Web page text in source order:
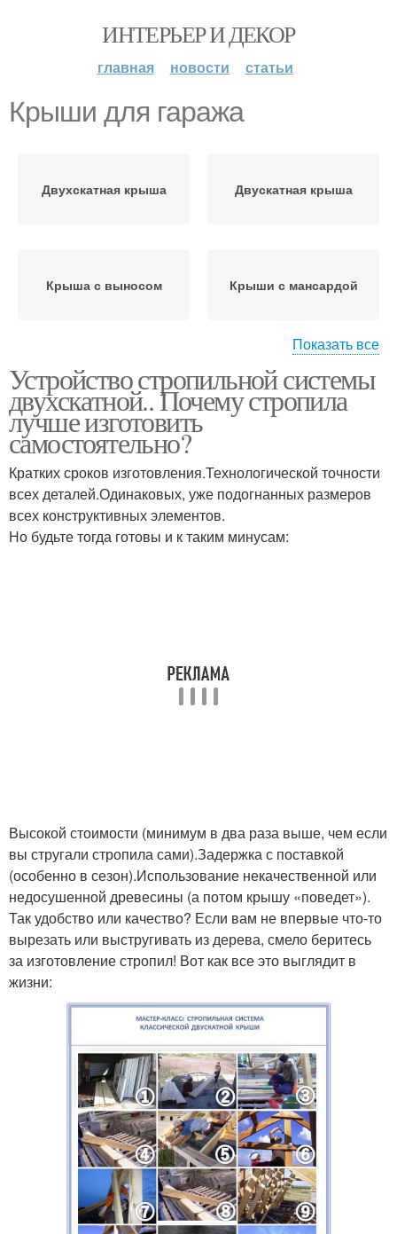
ИНТЕРЬЕР И ДЕКОР
главная новости статьи
Крыши для гаража
Двухскатная крыша Двускатная крыша
Крыша с выносом Крыши с мансардой
Мансардная крыша
Крыши под
металлочерепицу
Односкатная крыша
Системы для
односкатной крыши
Показать все
Устройство стропильной системы
двухскатной.. Почему стропила
лучше изготовить
самостоятельно?
Кратких сроков изготовления.Технологической точности
всех деталей.Одинаковых, уже подогнанных размеров
всех конструктивных элементов.
Но будьте тогда готовы и к таким минусам:
Высокой стоимости (минимум в два раза выше, чем если
вы стругали стропила сами).Задержка с поставкой
(особенно в сезон).Использование некачественной или
недосушенной древесины (а потом крышу «поведет»).
Так удобство или качество? Если вам не впервые что-то
вырезать или выстругивать из дерева, смело беритесь
за изготовление стропил! Вот как все это выглядит в
жизни: